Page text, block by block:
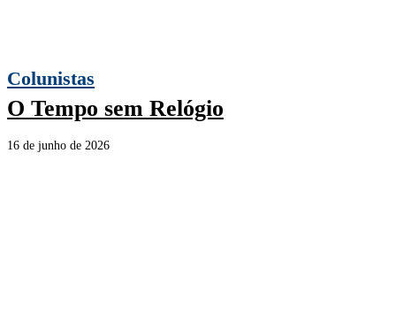
Colunistas
O Tempo sem Relógio
16 de junho de 2026